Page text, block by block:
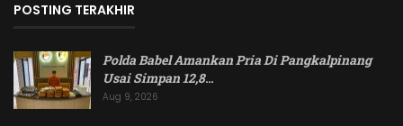
POSTING TERAKHIR
Polda Babel Amankan Pria Di Pangkalpinang
Usai Simpan 12,8…
Aug 9, 2026